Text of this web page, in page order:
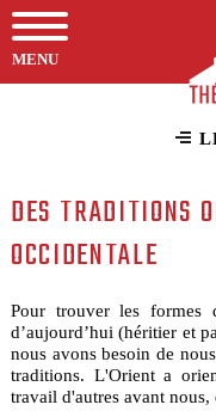
MENU
DES TRADITIONS
OCCIDENTALE
Pour trouver les formes
d’aujourd’hui (héritier et
nous avons besoin de
traditions. L'Orient a
travail d'autres avant